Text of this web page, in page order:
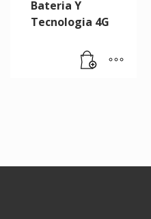
Bateria Y
Tecnologia 4G